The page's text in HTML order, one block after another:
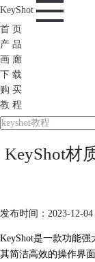
KeyShot
首 页
产 品
画 廊
下 载
购 买
教 程
KeyShot材
发布时间：2023-12-04
KeyShot是一款功能强
其简洁高效的操作界